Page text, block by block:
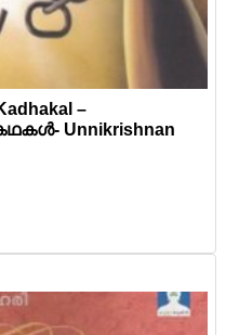
–
Unnikrishnan